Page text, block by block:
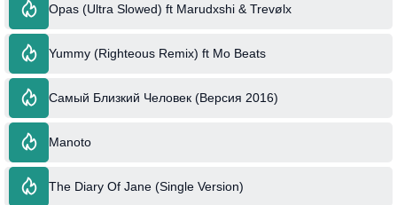
Opas (Ultra Slowed) ft Marudxshi & Trevølx
Yummy (Righteous Remix) ft Mo Beats
Самый Близкий Человек (Версия 2016)
Manoto
The Diary Of Jane (Single Version)